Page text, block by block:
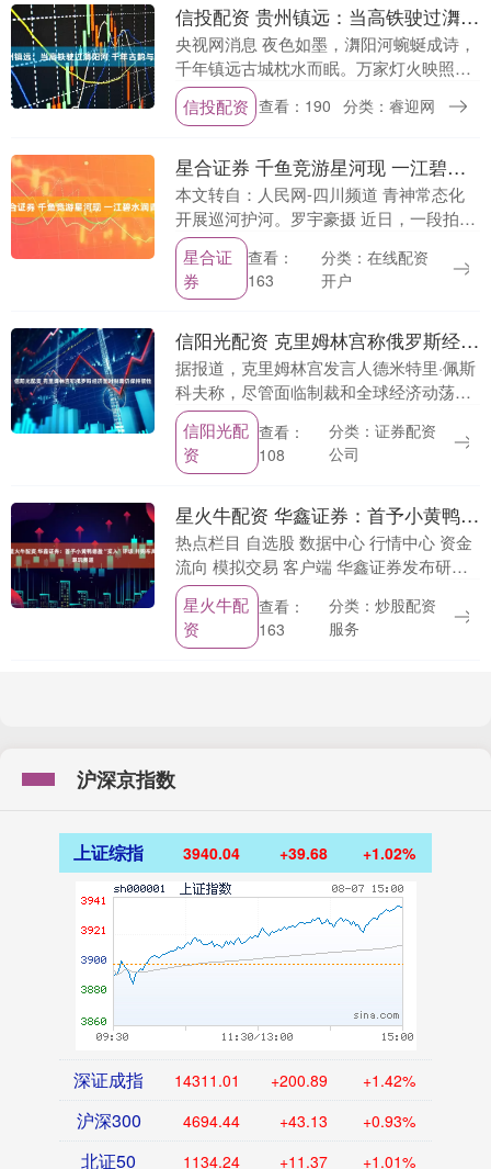
信投配资 贵州镇远：当高铁驶过㵲阳河 千年古韵与时代速度同框
央视网消息 夜色如墨，㵲阳河蜿蜒成诗，
千年镇远古城枕水而眠。万家灯火映照着
飞檐翘角与古桥倒影，一幅静谧绝美的太
极山水画卷徐徐铺展。列车划破夜空，光
信投配资 查看：190 分类：睿迎网
星合证券 千鱼竞游星河现 一江碧水润青神
本文转自：人民网-四川频道 青神常态化
开展巡河护河。罗宇豪摄 近日，一段拍摄
于眉山市岷江青神段的航拍视频在网络热
传：清澈的江水中，数以千计的鱼儿成群
结队、绵延数....
星合证
券
查看：
163
分类：在线配资
开户
信阳光配资 克里姆林宫称俄罗斯经济面对制裁仍保持韧性
据报道，克里姆林宫发言人德米特里·佩斯
科夫称，尽管面临制裁和全球经济动荡，
俄罗斯经济仍保持韧性。 针对美国总统唐
纳德·特朗普称俄罗斯是“纸老虎”的言论，
佩斯科夫....
信阳光配
资
查看：
108
分类：证券配资
公司
星火牛配资 华鑫证券：首予小黄鸭德盈“买入”评级 并购布局潮玩赛道
热点栏目 自选股 数据中心 行情中心 资金
流向 模拟交易 客户端 华鑫证券发布研报
称，小黄鸭德盈（02250）业绩大幅增
长，新开展自营城市乐园带来新收入增长
点，....
星火牛配
资
查看：
163
分类：炒股配资
服务
沪深京指数
上证综指 3940.04 +39.68 +1.02%
深证成指 14311.01 +200.89 +1.42%
沪深300 4694.44 +43.13 +0.93%
北证50 1134.24 +11.37 +1.01%